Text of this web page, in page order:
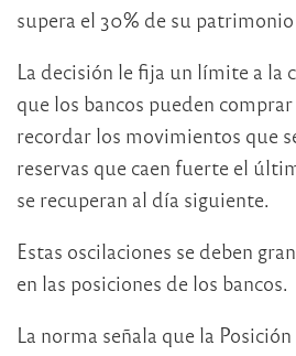
supera el 30% de su
La decisión le fija un límite a la
que los bancos pueden
recordar los movimientos que
reservas que caen fuerte el
se recuperan al día siguiente.
Estas oscilaciones se deben
en las posiciones de los bancos.
La norma señala que la